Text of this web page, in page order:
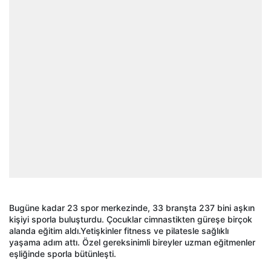
Bugüne kadar 23 spor merkezinde, 33 branşta 237 bini aşkın
kişiyi sporla buluşturdu. Çocuklar cimnastikten güreşe birçok
alanda eğitim aldı.Yetişkinler fitness ve pilatesle sağlıklı
yaşama adım attı. Özel gereksinimli bireyler uzman eğitmenler
eşliğinde sporla bütünleşti.